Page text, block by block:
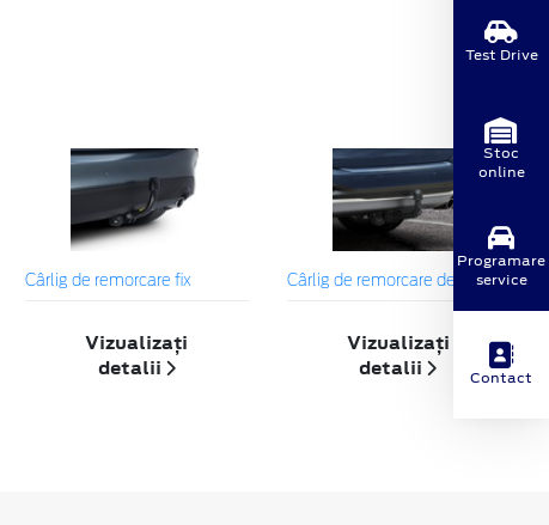
Cârlig de remorcare fix
Vizualizați
detalii
Cârlig de remorcare detașabil
Vizualizați
detalii
Test Drive
Stoc
online
Programare
service
Contact